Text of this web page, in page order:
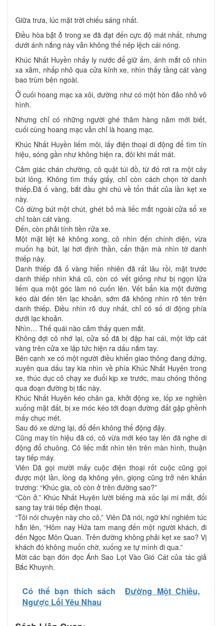
Giữa trưa, lúc mặt trời chiếu sáng nhất.
Điều hòa bậ́t ỏ̉ trong xe đã đạt đến cực độ mát nhất, nhưng
dưới ánh nắng này vẫn không thể né́p lệ̣ch cái nóng.
Khúc Nhất Huyền nhấy ly nước để giữ ấm, ánh mắt cô nhìn
xa xăm, nhấp nhô qua cửa kính xe, nhìn thấy tầng cát vàng
bao trùm bên ngoài.
Ở cuối hoang mạc xa xôi, dường như có một hòn đảo nhỏ vô
hình.
Nhưng chỉ có những người ghé thăm hàng năm mới biết,
cuối cùng hoang mạc vẫn chỉ là hoang mạc.
Khúc Nhất Huyền liếm môi, lấy điện thoại di động để tìm tín
hiệu, sóng gần như không hiện ra, đôi khi mất mát.
Cảm giác chán chường, cô quật túi đồ, từ đó rơi ra một cây
bút lông. Không tìm thấy giấy, chỉ còn cách chọn tờ danh
thiếp.Đã ố vàng, bắt đầu ghi chú về tổn thất của lần kẹt xe
này.
Cô dừng bút một chút, ghét bỏ mà liếc mắt ngoài cửa sổ xe
chỉ toàn cát vàng.
Đến, còn phải tính tiền rửa xe.
Một mặt liệt kê không xong, cô nhìn đến chính diện, vừa
muốn hạ bút, lại hơi định thần, cẩn thận mà nhìn tờ danh
thiếp này.
Danh thiếp đã ố vàng hiển nhiên đã rất lâu rồi, mặt trước
danh thiếp nhìn khá cũ, còn có vết giống như bị ngọn lửa
liếm qua một góc làm nó cuốn lên. Vết bẩn kia một đường
kéo dài đến tên lạc khoản, sớm đã không nhìn rõ tên trên
danh thiếp. Điều nhìn rõ duy nhất, chỉ có số di động phía
dưới lạc khoản.
Nhìn… Thế quái nào cảm thấy quen mắt.
Không đợi cô nhớ lại, cửa sổ đã bị đập hai cái, một lớp cát
vàng trên cửa xe lập tức hiện ra dấu nắm tay.
Bên cạnh xe có một người điều khiển giao thông đang đứng,
xuyên qua dấu tay kia nhìn về phía Khúc Nhất Huyên trong
xe, thúc dục cô chạy xe đuổi kịp xe trước, mau chóng thông
qua đoạn đường bị tắc này.
Khúc Nhất Huyên kéo chân ga, khởi động xe, lốp xe nghiền
xuống mặt đất, bị xe móc kéo tới đoạn đường đất gập ghềnh
mấy chục mét.
Sau đó xe dừng lại, đổ đến không thể động đậy.
Cũng may tín hiệu đã có, cô vừa mới kéo tay lên đã nghe di
động đổ chuông. Cô liếc mắt nhìn tên trên màn hình, thuận
tay tiếp máy.
Viên Dã gọi mười mấy cuộc điện thoại rốt cuộc cũng gọi
được một lần, lòng dạ không yên, giọng cũng trở nên khẩn
trương: “Khúc gia, cô còn ở trên đường sao?”
“Còn ở.” Khúc Nhất Huyên lười biếng mà xốc lại mi mắt, đổi
sang tay trái tiếp điện thoại.
“Tôi nói chuyện này cho cô,” Viên Dã nói, ngữ khí nghiêm túc
hẳn lên, “Hôm nay Hứa tam mang đến một người khách, đi
đến Ngọc Môn Quan. Trên đường không phải kẹt xe sao? Vị
khách đó không muốn chờ, xuống xe tự mình đi qua.”
Mời các bạn đón đọc Ánh Sao Lọt Vào Gió Cát của tác giả
Bắc Khuynh.
Có thể bạn thích sách
Đường Một Chiều,
Ngược Lối Yêu Nhau